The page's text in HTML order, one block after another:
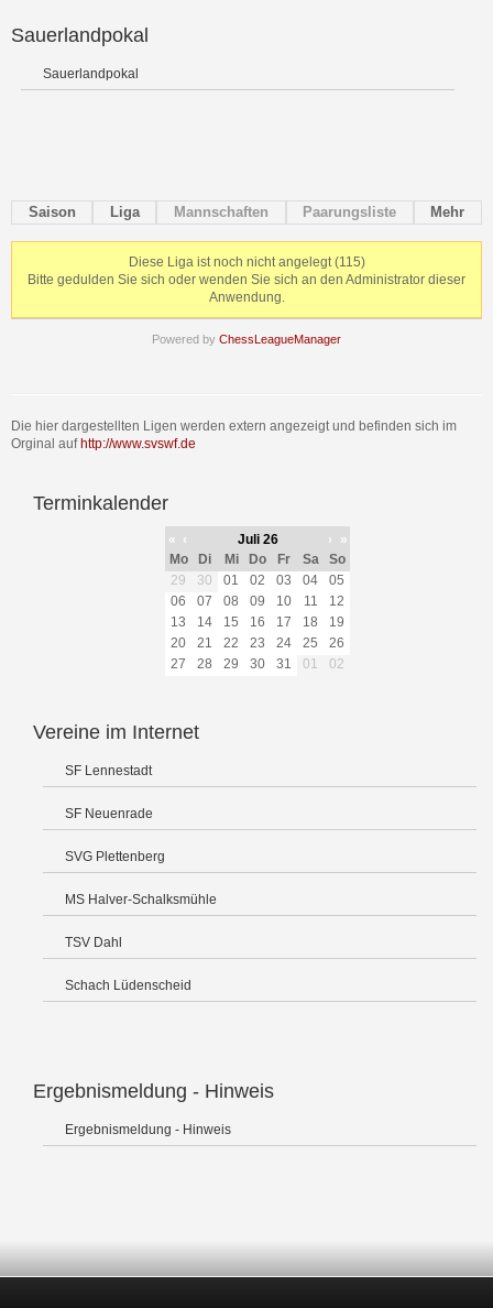
Sauerlandpokal
Sauerlandpokal
Saison Liga Mannschaften Paarungsliste Mehr
Diese Liga ist noch nicht angelegt (115)
Bitte gedulden Sie sich oder wenden Sie sich an den Administrator dieser
Anwendung.
Powered by ChessLeagueManager
Die hier dargestellten Ligen werden extern angezeigt und befinden sich im
Orginal auf http://www.svswf.de
Terminkalender
« ‹ Juli 26 ›
»
Mo
Di Mi Do Fr Sa
So
29
30 01 02 03 04
05
06
07 08 09 10 11
12
13
14 15 16 17 18
19
20
21 22 23 24 25
26
27
28 29 30 31 01 02
Vereine im Internet
SF Lennestadt
SF Neuenrade
SVG Plettenberg
MS Halver-Schalksmühle
TSV Dahl
Schach Lüdenscheid
Ergebnismeldung - Hinweis
Ergebnismeldung - Hinweis